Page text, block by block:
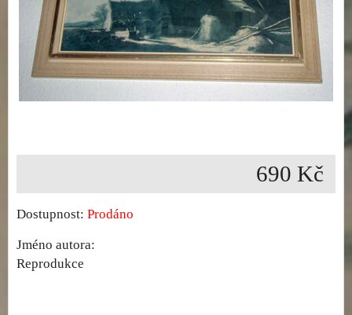
690 Kč
Dostupnost: Prodáno
Jméno autora:
Reprodukce